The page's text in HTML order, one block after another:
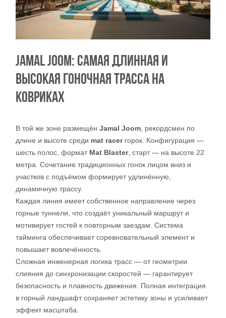
JAMAL JOOM: САМАЯ ДЛИННАЯ И
ВЫСОКАЯ ГОНОЧНАЯ ТРАССА НА
КОВРИКАХ
В той же зоне размещён Jamal Joom , рекордсмен по
длине и высоте среди mat racerгорок. Конфигурация —
шесть полос, формат Mat Blaster, старт — на высоте 22
метра. Сочетание традиционных гонок лицом вниз и
участков с подъёмом формирует удлинённую,
динамичную трассу.
Каждая линия имеет собственное направление через
горные туннели, что создаёт уникальный маршрут и
мотивирует гостей к повторным заездам. Система
тайминга обеспечивает соревновательный элемент и
повышает вовлечённость.
Сложная инженерная логика трасс — от геометрии
слияния до синхронизации скоростей — гарантирует
безопасность и плавность движения. Полная интеграция
в горный ландшафт сохраняет эстетику зоны и усиливает
эффект масштаба.